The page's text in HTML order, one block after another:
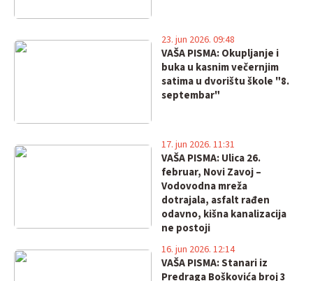
VAŠA PISMA: Okupljanje i
buka u kasnim večernjim
satima u dvorištu škole "8.
septembar"
23. jun 2026. 09:48
VAŠA PISMA: Ulica 26.
februar, Novi Zavoj –
Vodovodna mreža
dotrajala, asfalt rađen
odavno, kišna kanalizacija
ne postoji
17. jun 2026. 11:31
VAŠA PISMA: Stanari iz
Predraga Boškovića broj 3
16. jun 2026. 12:14